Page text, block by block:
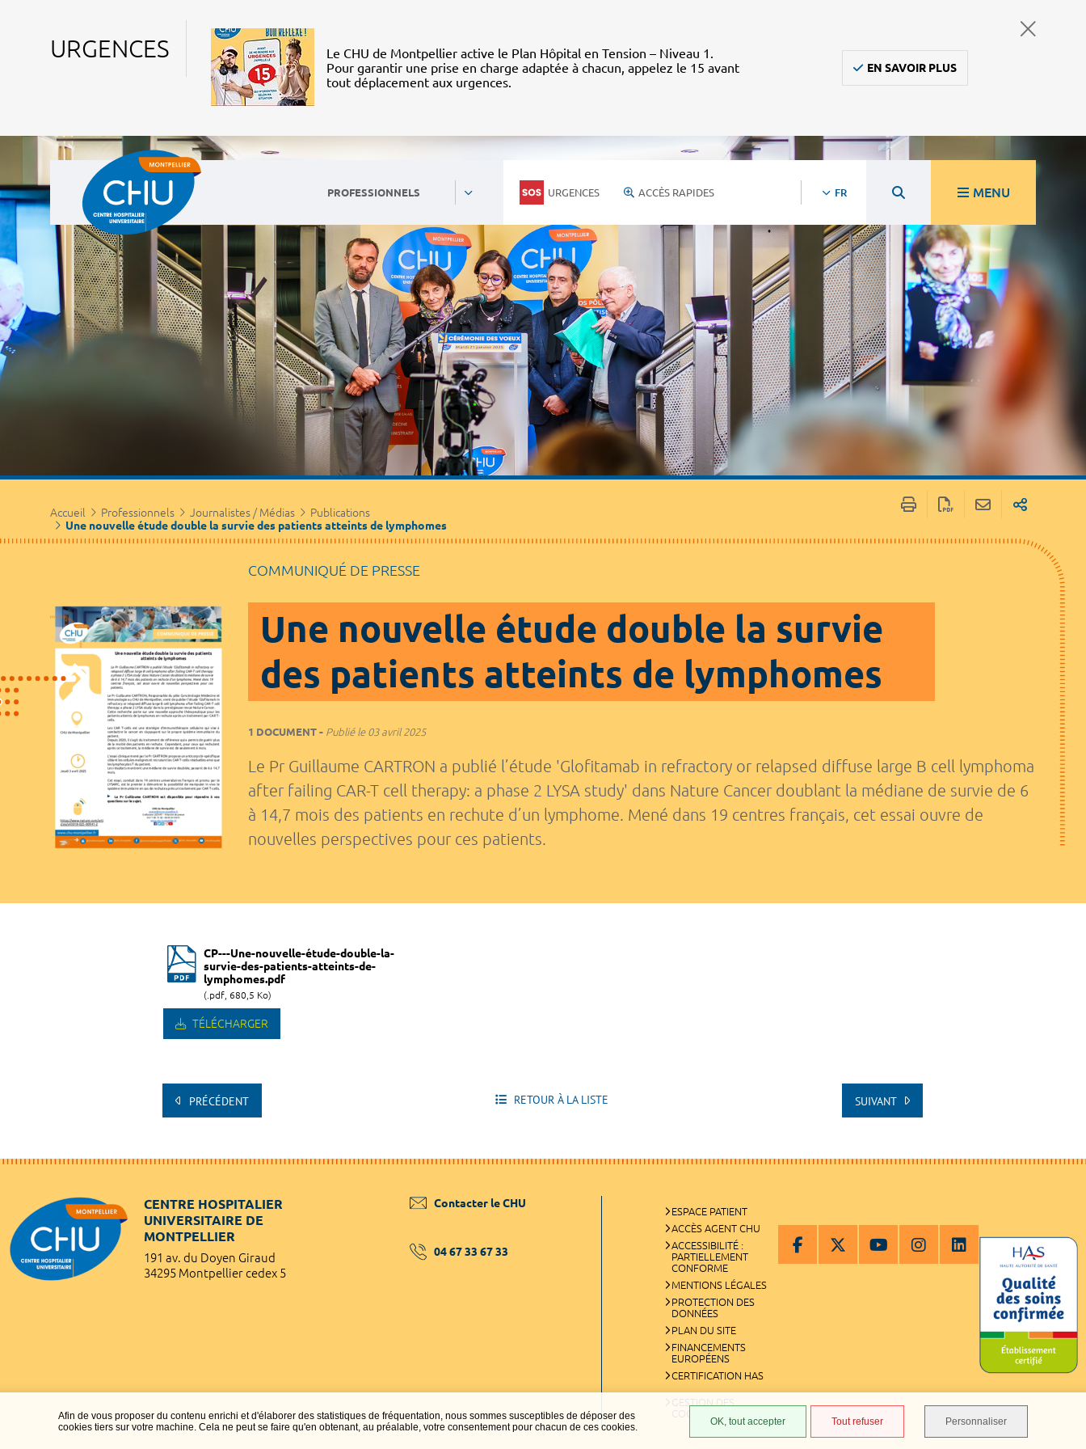
Afin de vous proposer du contenu enrichi et d'élaborer des statistiques de fréquentation, nous sommes susceptibles de déposer des
cookies tiers sur votre machine. Cela ne peut se faire qu'en obtenant, au préalable, votre consentement pour chacun de ces cookies.
OK, tout accepter Tout refuser Personnaliser
URGENCES
Le CHU de Montpellier active le Plan Hôpital en Tension – Niveau 1.
Pour garantir une prise en charge adaptée à chacun, appelez le 15 avant
tout déplacement aux urgences.
EN SAVOIR PLUS
PROFESSIONNELS URGENCES ACCÈS RAPIDES FR MENU
Personnels du CHU Nous rejoindre Ambulanciers, taxis, vsl
Médecine de ville Journalistes / Médias Marchés publics
Partenaires / Associations
Accueil Professionnels Journalistes / Médias
Publications
Une nouvelle étude double la survie des patients atteints de lymphomes
COMMUNIQUÉ DE PRESSE
Une nouvelle étude double la survie
des patients atteints de lymphomes
1 DOCUMENT Publié le03 avril 2025
Le Pr Guillaume CARTRON a publié l’étude 'Glofitamab in refractory or relapsed diffuse large B cell lymphoma
after failing CAR-T cell therapy: a phase 2 LYSA study' dans Nature Cancer doublant la médiane de survie de 6
à 14,7 mois des patients en rechute d’un lymphome. Mené dans 19 centres français, cet essai ouvre de
nouvelles perspectives pour ces patients.
CP---Une-nouvelle-étude-double-la-
survie-des-patients-atteints-de-
lymphomes.pdf
(.pdf, 680,5 Ko)
TÉLÉCHARGER
PRÉCÉDENT RETOUR À LA LISTE SUIVANT
CENTRE HOSPITALIER
UNIVERSITAIRE DE
MONTPELLIER
191 av. du Doyen Giraud
34295 Montpellier cedex 5
Contacter le CHU
04 67 33 67 33
ESPACE PATIENT
ACCÈS AGENT CHU
ACCESSIBILITÉ :
PARTIELLEMENT
CONFORME
MENTIONS LÉGALES
PROTECTION DES
DONNÉES
PLAN DU SITE
FINANCEMENTS
EUROPÉENS
CERTIFICATION HAS
GESTION DES
COOKIES